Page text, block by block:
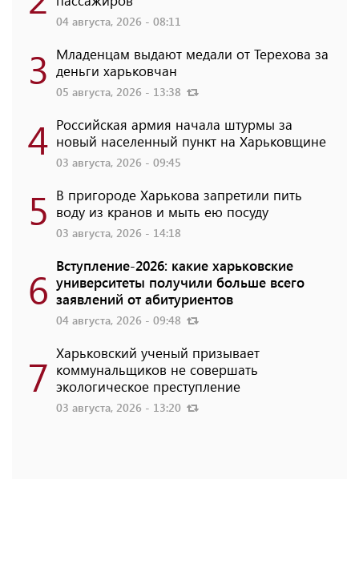
04 августа, 2026 - 08:11
3 Младенцам выдают медали от Терехова за
деньги харьковчан
05 августа, 2026 - 13:38
4 Российская армия начала штурмы за
новый населенный пункт на Харьковщине
03 августа, 2026 - 09:45
5 В пригороде Харькова запретили пить
воду из кранов и мыть ею посуду
03 августа, 2026 - 14:18
6 Вступление-2026: какие харьковские
университеты получили больше всего
заявлений от абитуриентов
04 августа, 2026 - 09:48
7 Харьковский ученый призывает
коммунальщиков не совершать
экологическое преступление
03 августа, 2026 - 13:20